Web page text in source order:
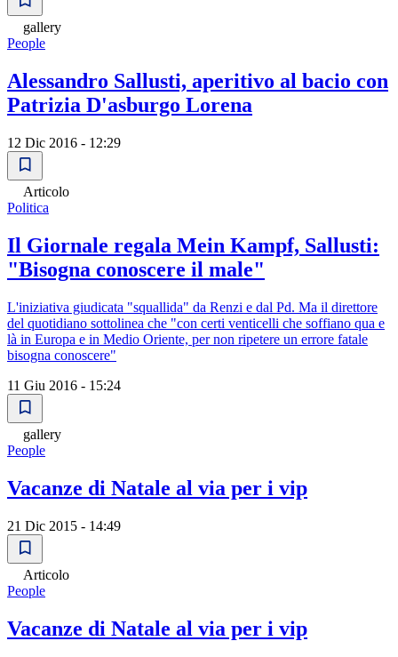
gallery
People
Alessandro Sallusti, aperitivo al bacio con
Patrizia D'asburgo Lorena
12 Dic 2016 - 12:29
Articolo
Politica
Il Giornale regala Mein Kampf, Sallusti:
"Bisogna conoscere il male"
L'iniziativa giudicata "squallida" da Renzi e dal Pd. Ma il direttore
del quotidiano sottolinea che "con certi venticelli che soffiano qua e
là in Europa e in Medio Oriente, per non ripetere un errore fatale
bisogna conoscere"
11 Giu 2016 - 15:24
gallery
People
Vacanze di Natale al via per i vip
21 Dic 2015 - 14:49
Articolo
People
Vacanze di Natale al via per i vip